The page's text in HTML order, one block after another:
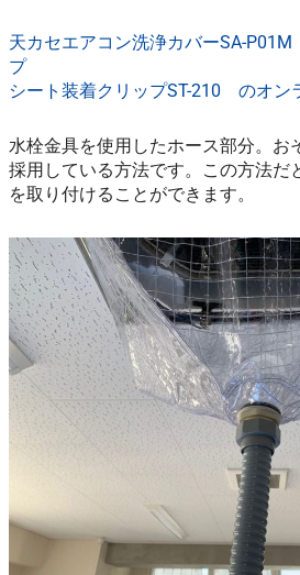
天カセエアコン洗浄カバーSA-
プ
シート装着クリップST-210 のオン
水栓金具を使用したホース部分。お
採用している方法です。この方法だ
を取り付けることができます。